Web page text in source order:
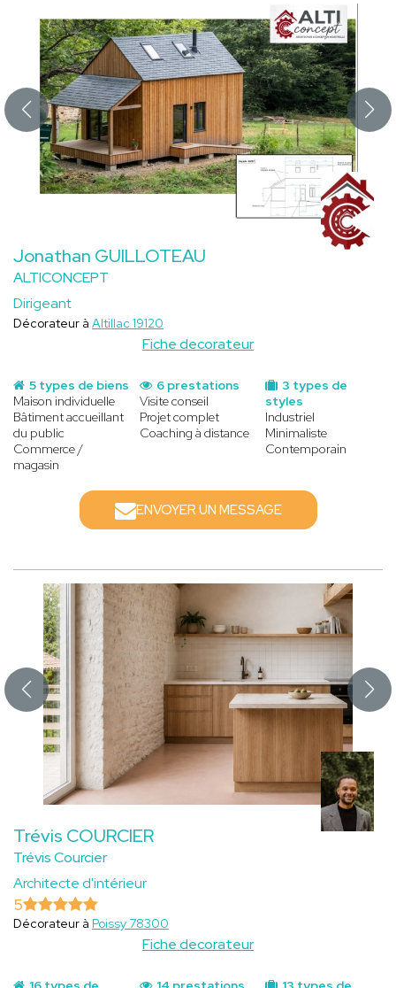
Jonathan GUILLOTEAU
ALTICONCEPT
Dirigeant
Fiche decorateur
Décorateur à Altillac 19120
5 types de biens
Maison individuelle
Bâtiment accueillant
du public
Commerce /
magasin
3 types de
styles
Industriel
Minimaliste
Contemporain
6 prestations
Visite conseil
Projet complet
Coaching à distance
ENVOYER UN MESSAGE
Trévis COURCIER
Trévis Courcier
Architecte d'intérieur
Fiche decorateur
5
Décorateur à Poissy 78300